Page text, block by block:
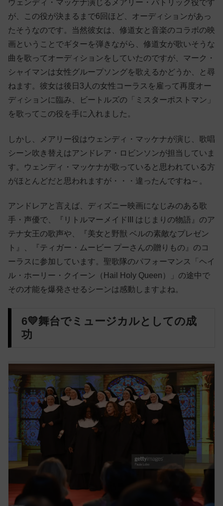
ウェンディ・マッケナ演じるメアリー・パトリック役です
が、この役が決まるまで6回ほど、オーディションがあっ
たそうなのです。当然彼女は、修道女と音楽のコラボの映
画ということでギターを弾きながら、修道女が歌いそうな
曲を歌ってオーディションをしていたのですが、マーク・
シャイマンは女性グループソングを歌えるかどうか、と尋
ねます。彼女は後日3人の女性コーラスを雇って再度オー
ディションに臨み、ビートルズの「ミスターポストマン」
を歌ってこの役を手に入れました。
しかし、メアリー役はウェンディ・マッケナが演じ、歌唱
シーン吹き替えはアンドレア・ロビンソンが担当していま
す。ウェンディ・マッケナが歌っていると思われている方
がほとんどだと思われますが・・・違ったんですね～。
アンドレアと言えば、ディズニー映画になじみのある歌
手・声優で、『リトルマーメイドIII はじまりの物語』のア
テナ女王の歌声や、『美女と野獣 ベルの素敵なプレゼン
ト』、『ティガー・ムービー プーさんの贈りもの』のコ
ーラスに参加しています。聖歌隊のパフォーマンス「ヘイ
ル・ホーリー・クイーン（Hail Holy Queen）」の途中で
その才能を爆発させるシーンは感動しますよね。
6💛舞台でミュージカルとしての成
功